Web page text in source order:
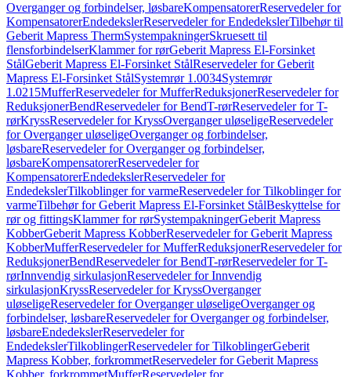
Overganger og forbindelser, løsbareKompensatorerReservedeler for
KompensatorerEndedekslerReservedeler for EndedekslerTilbehør til
Geberit Mapress ThermSystempakningerSkruesett til
flensforbindelserKlammer for rørGeberit Mapress El-Forsinket
StålGeberit Mapress El-Forsinket StålReservedeler for Geberit
Mapress El-Forsinket StålSystemrør 1.0034Systemrør
1.0215MufferReservedeler for MufferReduksjonerReservedeler for
ReduksjonerBendReservedeler for BendT-rørReservedeler for T-
rørKryssReservedeler for KryssOverganger uløseligeReservedeler
for Overganger uløseligeOverganger og forbindelser,
løsbareReservedeler for Overganger og forbindelser,
løsbareKompensatorerReservedeler for
KompensatorerEndedekslerReservedeler for
EndedekslerTilkoblinger for varmeReservedeler for Tilkoblinger for
varmeTilbehør for Geberit Mapress El-Forsinket StålBeskyttelse for
rør og fittingsKlammer for rørSystempakningerGeberit Mapress
KobberGeberit Mapress KobberReservedeler for Geberit Mapress
KobberMufferReservedeler for MufferReduksjonerReservedeler for
ReduksjonerBendReservedeler for BendT-rørReservedeler for T-
rørInnvendig sirkulasjonReservedeler for Innvendig
sirkulasjonKryssReservedeler for KryssOverganger
uløseligeReservedeler for Overganger uløseligeOverganger og
forbindelser, løsbareReservedeler for Overganger og forbindelser,
løsbareEndedekslerReservedeler for
EndedekslerTilkoblingerReservedeler for TilkoblingerGeberit
Mapress Kobber, forkrommetReservedeler for Geberit Mapress
Kobber, forkrommetMufferReservedeler for